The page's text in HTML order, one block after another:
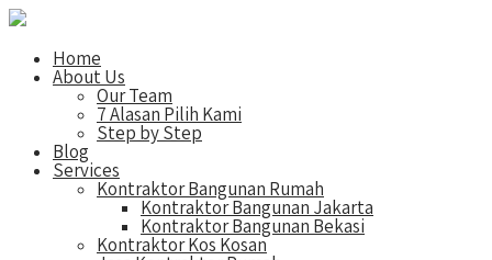
Home
About Us
Our Team
7 Alasan Pilih Kami
Step by Step
Blog
Services
Kontraktor Bangunan Rumah
Kontraktor Bangunan Jakarta
Kontraktor Bangunan Bekasi
Kontraktor Kos Kosan